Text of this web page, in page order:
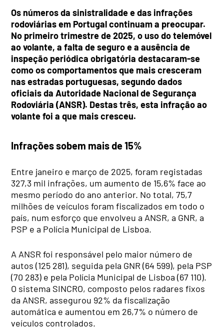
Os números da sinistralidade e das infrações
rodoviárias em Portugal continuam a preocupar.
No primeiro trimestre de 2025, o uso do telemóvel
ao volante, a falta de seguro e a ausência de
inspeção periódica obrigatória destacaram-se
como os comportamentos que mais cresceram
nas estradas portuguesas, segundo dados
oficiais da Autoridade Nacional de Segurança
Rodoviária (ANSR). Destas três, esta infração ao
volante foi a que mais cresceu.
Infrações sobem mais de 15%
Entre janeiro e março de 2025, foram registadas
327,3 mil infrações, um aumento de 15,6% face ao
mesmo período do ano anterior. No total, 75,7
milhões de veículos foram fiscalizados em todo o
país, num esforço que envolveu a ANSR, a GNR, a
PSP e a Polícia Municipal de Lisboa.
A ANSR foi responsável pelo maior número de
autos (125 281), seguida pela GNR (64 599), pela PSP
(70 283) e pela Polícia Municipal de Lisboa (67 110).
O sistema SINCRO, composto pelos radares fixos
da ANSR, assegurou 92% da fiscalização
automática e aumentou em 26,7% o número de
veículos controlados.